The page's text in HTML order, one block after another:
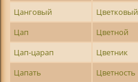
Цанговый
Цветковый
Цап
Цветной
Цап-царап
Цветник
Цапать
Цветность